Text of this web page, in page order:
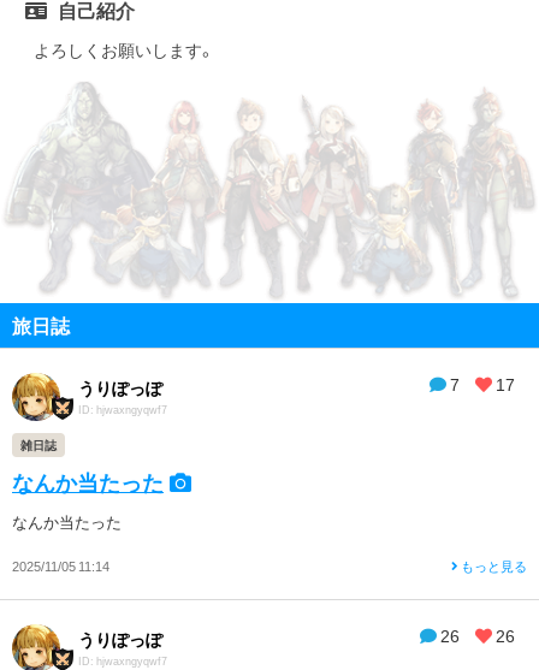
自己紹介
よろしくお願いします。
旅日誌
7 17
うりぽっぽ
ID: hjwaxngyqwf7
雑日誌
なんか当たった
なんか当たった
2025/11/05 11:14 もっと見る
26 26
うりぽっぽ
ID: hjwaxngyqwf7